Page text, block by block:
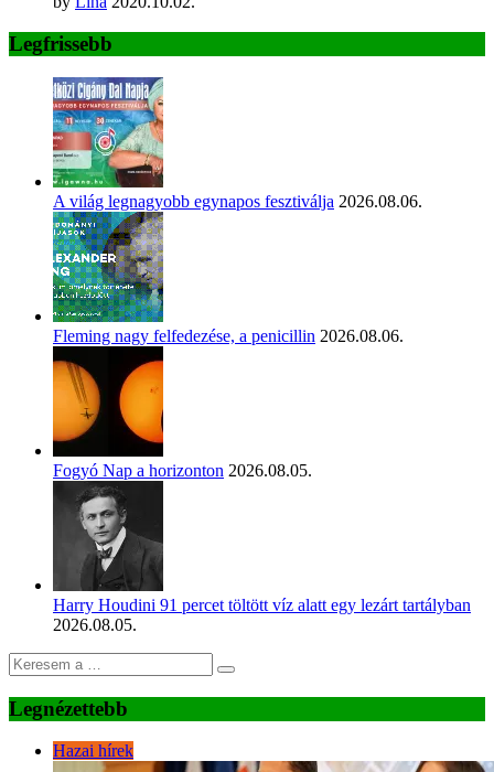
Legfrissebb
A világ legnagyobb egynapos fesztiválja 2026.08.06.
Fleming nagy felfedezése, a penicillin 2026.08.06.
Fogyó Nap a horizonton 2026.08.05.
Harry Houdini 91 percet töltött víz alatt egy lezárt tartályban
2026.08.05.
Legnézettebb
Hazai hírek